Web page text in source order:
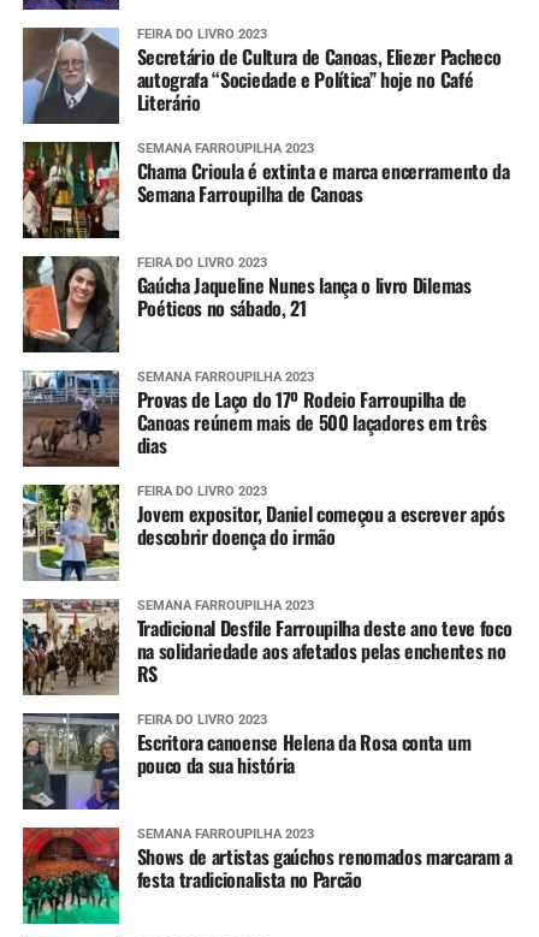
FEIRA DO LIVRO 2023
Secretário de Cultura de Canoas, Eliezer Pacheco
autografa “Sociedade e Política” hoje no Café
Literário
SEMANA FARROUPILHA 2023
Chama Crioula é extinta e marca encerramento da
Semana Farroupilha de Canoas
FEIRA DO LIVRO 2023
Gaúcha Jaqueline Nunes lança o livro Dilemas
Poéticos no sábado, 21
SEMANA FARROUPILHA 2023
Provas de Laço do 17º Rodeio Farroupilha de
Canoas reúnem mais de 500 laçadores em três
dias
FEIRA DO LIVRO 2023
Jovem expositor, Daniel começou a escrever após
descobrir doença do irmão
SEMANA FARROUPILHA 2023
Tradicional Desfile Farroupilha deste ano teve foco
na solidariedade aos afetados pelas enchentes no
RS
FEIRA DO LIVRO 2023
Escritora canoense Helena da Rosa conta um
pouco da sua história
SEMANA FARROUPILHA 2023
Shows de artistas gaúchos renomados marcaram a
festa tradicionalista no Parcão